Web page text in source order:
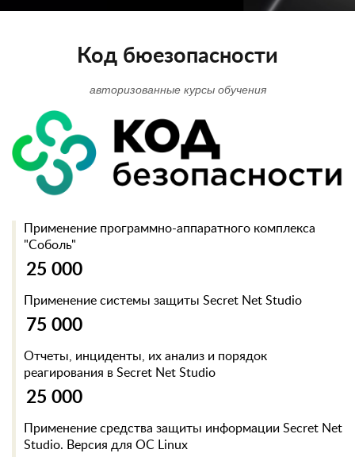
Код бюезопасности
авторизованные курсы обучения
Применение программно-аппаратного комплекса
"Соболь"
25 000
Применение системы защиты Secret Net Studio
75 000
Отчеты, инциденты, их анализ и порядок
реагирования в Secret Net Studio
25 000
Применение средства защиты информации Secret Net
Studio. Версия для ОС Linux